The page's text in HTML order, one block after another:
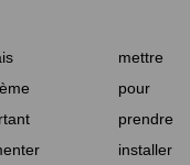
mettre
pour
prendre
installer